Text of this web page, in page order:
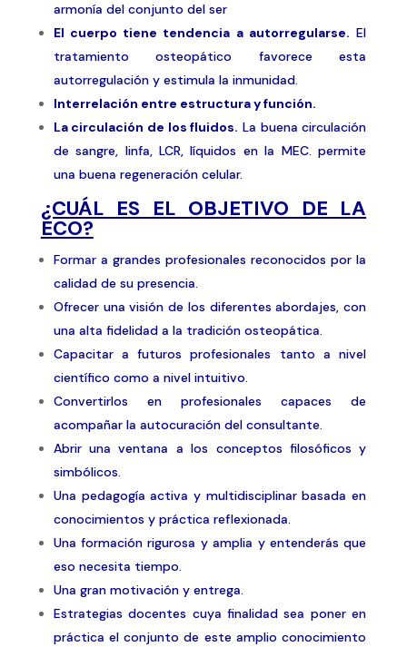
armonía del conjunto del ser
El cuerpo tiene tendencia a autorregularse. El
tratamiento osteopático favorece esta
autorregulación y estimula la inmunidad.
Interrelación entre estructura y función.
La circulación de los fluidos. La buena circulación
de sangre, linfa, LCR, líquidos en la MEC. permite
una buena regeneración celular.
¿CUÁL ES EL OBJETIVO DE LA
ECO?
Formar a grandes profesionales reconocidos por la
calidad de su presencia.
Ofrecer una visión de los diferentes abordajes, con
una alta fidelidad a la tradición osteopática.
Capacitar a futuros profesionales tanto a nivel
científico como a nivel intuitivo.
Convertirlos en profesionales capaces de
acompañar la autocuración del consultante.
Abrir una ventana a los conceptos filosóficos y
simbólicos.
Una pedagogía activa y multidisciplinar basada en
conocimientos y práctica reflexionada.
Una formación rigurosa y amplia y entenderás que
eso necesita tiempo.
Una gran motivación y entrega.
Estrategias docentes cuya finalidad sea poner en
práctica el conjunto de este amplio conocimiento